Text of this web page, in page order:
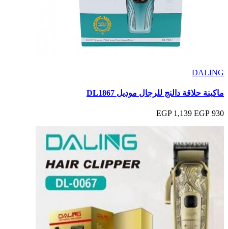
DALING
ماكينة حلاقة دالنج للرجال موديل DL1867
930 EGP
1,139 EGP